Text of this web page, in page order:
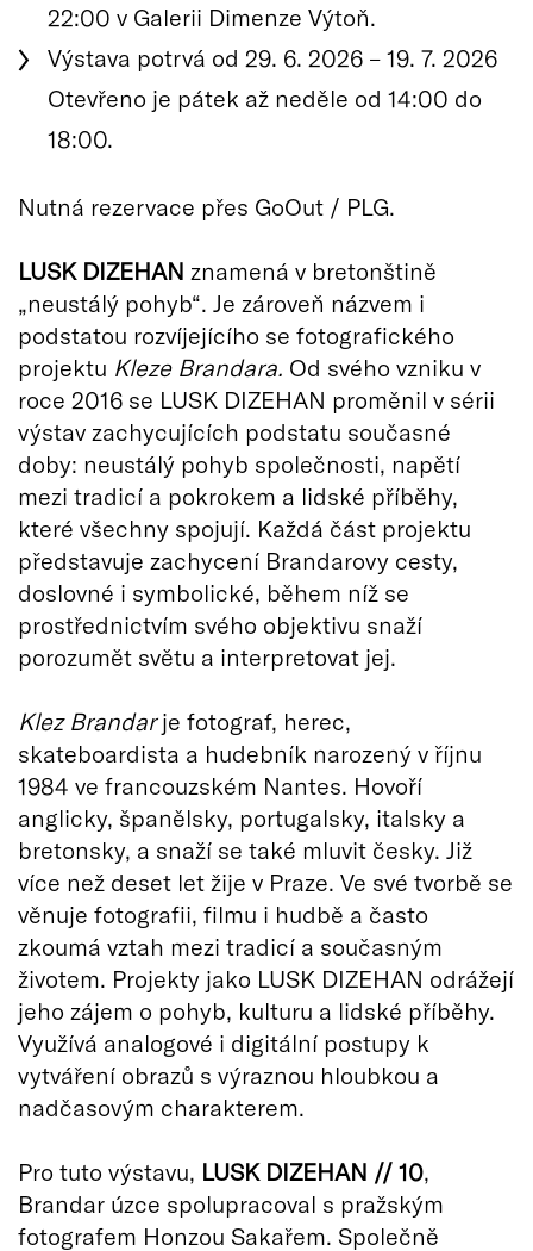
22:00 v Galerii Dimenze Výtoň.
Výstava potrvá od 29. 6. 2026 – 19. 7. 2026
Otevřeno je pátek až neděle od 14:00 do
18:00.
Nutná rezervace přes GoOut / PLG.
LUSK DIZEHAN znamená v bretonštině
„neustálý pohyb“. Je zároveň názvem i
podstatou rozvíjejícího se fotografického
projektu Kleze Brandara. Od svého vzniku v
roce 2016 se LUSK DIZEHAN proměnil v sérii
výstav zachycujících podstatu současné
doby: neustálý pohyb společnosti, napětí
mezi tradicí a pokrokem a lidské příběhy,
které všechny spojují. Každá část projektu
představuje zachycení Brandarovy cesty,
doslovné i symbolické, během níž se
prostřednictvím svého objektivu snaží
porozumět světu a interpretovat jej.
Klez Brandarje fotograf, herec,
skateboardista a hudebník narozený v říjnu
1984 ve francouzském Nantes. Hovoří
anglicky, španělsky, portugalsky, italsky a
bretonsky, a snaží se také mluvit česky. Již
více než deset let žije v Praze. Ve své tvorbě se
věnuje fotografii, filmu i hudbě a často
zkoumá vztah mezi tradicí a současným
životem. Projekty jako LUSK DIZEHAN odrážejí
jeho zájem o pohyb, kulturu a lidské příběhy.
Využívá analogové i digitální postupy k
vytváření obrazů s výraznou hloubkou a
nadčasovým charakterem.
Pro tuto výstavu, LUSK DIZEHAN // 10,
Brandar úzce spolupracoval s pražským
fotografem Honzou Sakařem. Společně